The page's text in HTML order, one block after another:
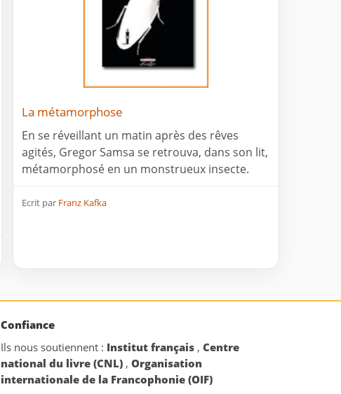
La métamorphose
En se réveillant un matin après des rêves
agités, Gregor Samsa se retrouva, dans son lit,
métamorphosé en un monstrueux insecte.
Ecrit par Franz Kafka
Confiance
Ils nous soutiennent : Institut français ,Centre
national du livre (CNL) ,Organisation
internationale de la Francophonie (OIF)